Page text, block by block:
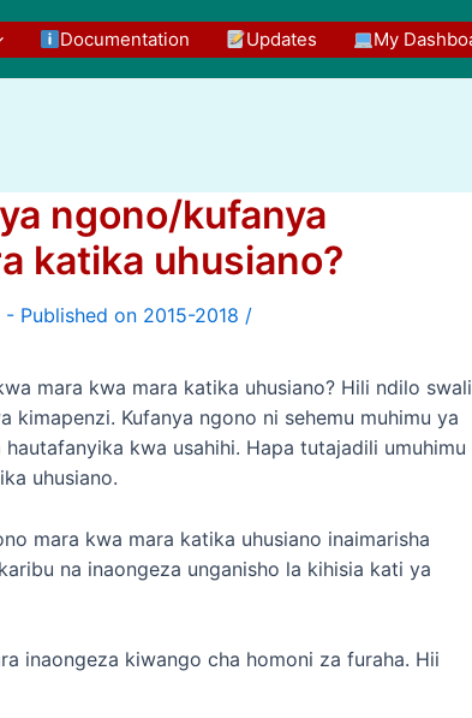
Documentation Updates My
ngono/kufanya
katika uhusiano?
/
mara kwa mara katika uhusiano? Hili ndilo swali
Kufanya ngono ni sehemu muhimu ya
kwa usahihi. Hapa tutajadili umuhimu
uhusiano.
mara kwa mara katika uhusiano inaimarisha
na inaongeza unganisho la kihisia kati ya
inaongeza kiwango cha homoni za furaha. Hii